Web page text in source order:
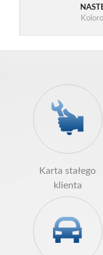
Karta stałego
klienta